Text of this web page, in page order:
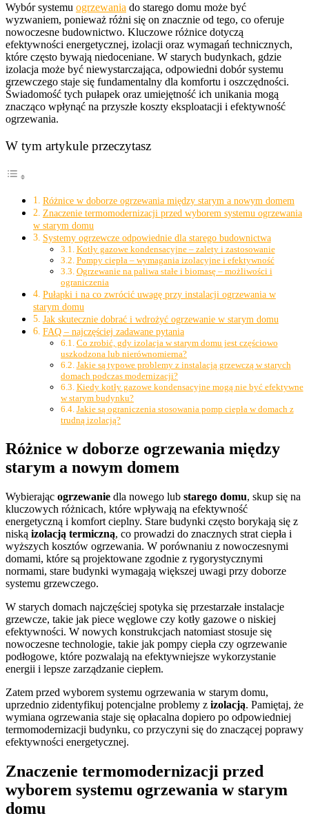
Wybór systemu ogrzewania do starego domu może być
wyzwaniem, ponieważ różni się on znacznie od tego, co oferuje
nowoczesne budownictwo. Kluczowe różnice dotyczą
efektywności energetycznej, izolacji oraz wymagań technicznych,
które często bywają niedoceniane. W starych budynkach, gdzie
izolacja może być niewystarczająca, odpowiedni dobór systemu
grzewczego staje się fundamentalny dla komfortu i oszczędności.
Świadomość tych pułapek oraz umiejętność ich unikania mogą
znacząco wpłynąć na przyszłe koszty eksploatacji i efektywność
ogrzewania.
W tym artykule przeczytasz
Różnice w doborze ogrzewania między starym a nowym domem
Znaczenie termomodernizacji przed wyborem systemu ogrzewania
w starym domu
Systemy ogrzewcze odpowiednie dla starego budownictwa
Kotły gazowe kondensacyjne – zalety i zastosowanie
Pompy ciepła – wymagania izolacyjne i efektywność
Ogrzewanie na paliwa stałe i biomasę – możliwości i
ograniczenia
Pułapki i na co zwrócić uwagę przy instalacji ogrzewania w
starym domu
Jak skutecznie dobrać i wdrożyć ogrzewanie w starym domu
FAQ – najczęściej zadawane pytania
Co zrobić, gdy izolacja w starym domu jest częściowo
uszkodzona lub nierównomierna?
Jakie są typowe problemy z instalacją grzewczą w starych
domach podczas modernizacji?
Kiedy kotły gazowe kondensacyjne mogą nie być efektywne
w starym budynku?
Jakie są ograniczenia stosowania pomp ciepła w domach z
trudną izolacją?
Różnice w doborze ogrzewania między
starym a nowym domem
Wybierając ogrzewanie dla nowego lub starego domu, skup się na
kluczowych różnicach, które wpływają na efektywność
energetyczną i komfort cieplny. Stare budynki często borykają się z
niską izolacją termiczną, co prowadzi do znacznych strat ciepła i
wyższych kosztów ogrzewania. W porównaniu z nowoczesnymi
domami, które są projektowane zgodnie z rygorystycznymi
normami, stare budynki wymagają większej uwagi przy doborze
systemu grzewczego.
W starych domach najczęściej spotyka się przestarzałe instalacje
grzewcze, takie jak piece węglowe czy kotły gazowe o niskiej
efektywności. W nowych konstrukcjach natomiast stosuje się
nowoczesne technologie, takie jak pompy ciepła czy ogrzewanie
podłogowe, które pozwalają na efektywniejsze wykorzystanie
energii i lepsze zarządzanie ciepłem.
Zatem przed wyborem systemu ogrzewania w starym domu,
uprzednio zidentyfikuj potencjalne problemy z izolacją. Pamiętaj, że
wymiana ogrzewania staje się opłacalna dopiero po odpowiedniej
termomodernizacji budynku, co przyczyni się do znaczącej poprawy
efektywności energetycznej.
Znaczenie termomodernizacji przed
wyborem systemu ogrzewania w starym
domu